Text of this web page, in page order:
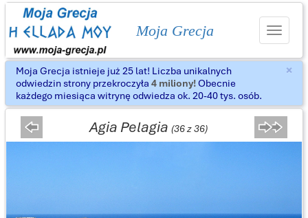
Moja Grecja
Toggle
×
Moja Grecja istnieje już 25 lat! Liczba unikalnych
odwiedzin strony przekroczyła 4 miliony!Obecnie
każdego miesiąca witrynę odwiedza ok. 20-40 tys. osób.
Agia Pelagia (36 z 36)